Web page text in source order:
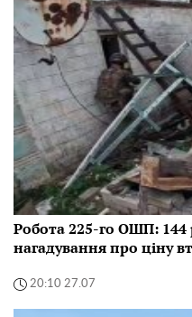
Робота 225-го ОШП: 144
нагадування про ціну
20:10 27.07